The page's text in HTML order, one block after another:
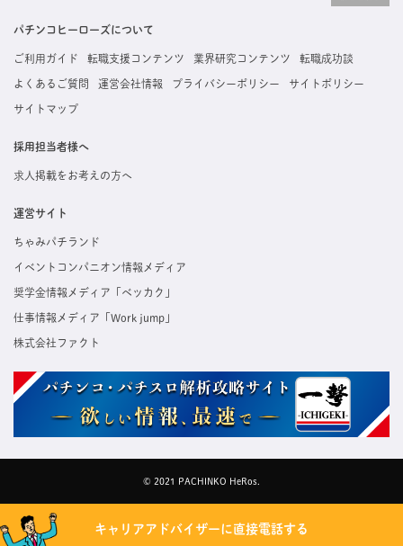
掲載している求人は、すべて契約法人様から寄せられた正規の求人情報です。応募いただい
た内容はすぐに直接事業所に届くためスムーズに転職・復職できます。
パチンコヒーローズについて
ご利用ガイド 転職支援コンテンツ 業界研究コンテンツ 転職成功談
よくあるご質問 運営会社情報 プライバシーポリシー サイトポリシー
サイトマップ
採用担当者様へ
求人掲載をお考えの方へ
運営サイト
ちゃみパチランド
イベントコンパニオン情報メディア
奨学金情報メディア「ベッカク」
仕事情報メディア「Work jump」
株式会社ファクト
© 2021 PACHINKO HeRos.
キャリアアドバイザーに直接電話する